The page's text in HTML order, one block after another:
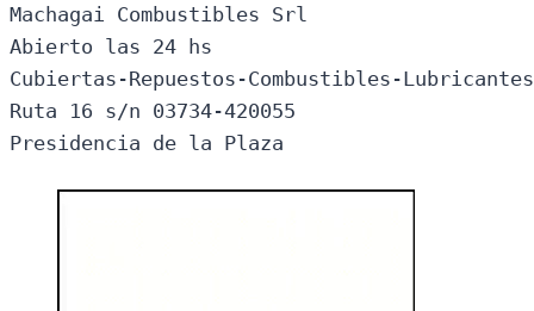
Machagai Combustibles Srl
Abierto las 24 hs
Cubiertas-Repuestos-Combustibles-
Ruta 16 s/n 03734-420055
Presidencia de la Plaza